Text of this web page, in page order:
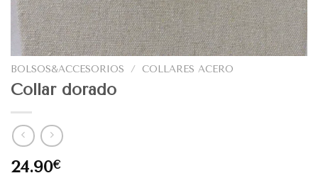
BOLSOS&ACCESORIOS / COLLARES ACERO
Collar dorado
24.90€